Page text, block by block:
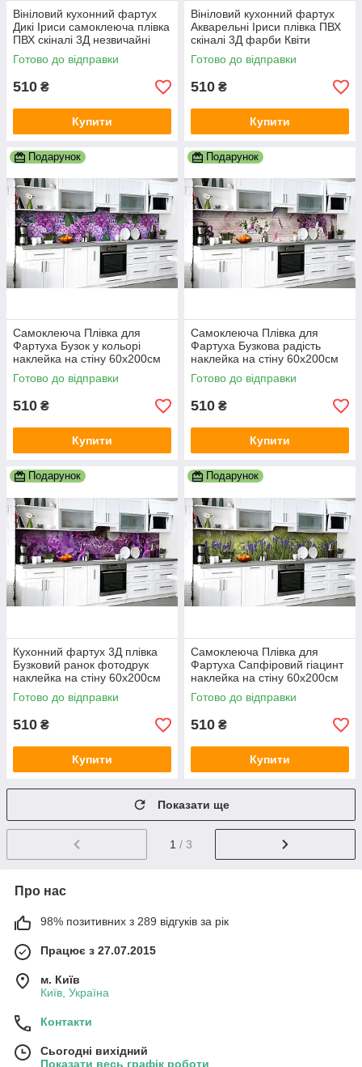
Вініловий кухонний фартух
Дикі Іриси самоклеюча плівка
ПВХ скіналі 3Д незвичайні
Квіти Фіолетовий 600х2000
мм
Готово до відправки
510 ₴
Купити
Вініловий кухонний фартух
Акварельні Іриси плівка ПВХ
скіналі 3Д фарби Квіти
Фіолетовий 600х2000 мм
Готово до відправки
510 ₴
Купити
Подарунок
Самоклеюча Плівка для
Фартуха Бузок у кольорі
наклейка на стіну 60х200см
Квіти
Готово до відправки
510 ₴
Купити
Подарунок
Самоклеюча Плівка для
Фартуха Бузкова радість
наклейка на стіну 60х200см
Квіти
Готово до відправки
510 ₴
Купити
Подарунок
Кухонний фартух 3Д плівка
Бузковий ранок фотодрук
наклейка на стіну 60х200см
Квіти
Готово до відправки
510 ₴
Купити
Подарунок
Самоклеюча Плівка для
Фартуха Сапфіровий гіацинт
наклейка на стіну 60х200см
Квіти
Готово до відправки
510 ₴
Купити
Показати ще
1 / 3
Про нас
98% позитивних з 289 відгуків за рік
Працює з 27.07.2015
м. Київ
Київ, Україна
Контакти
Сьогодні вихідний
Показати весь графік роботи